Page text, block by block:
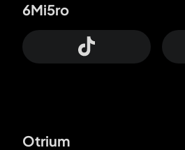
Otrium
6Mi5ro